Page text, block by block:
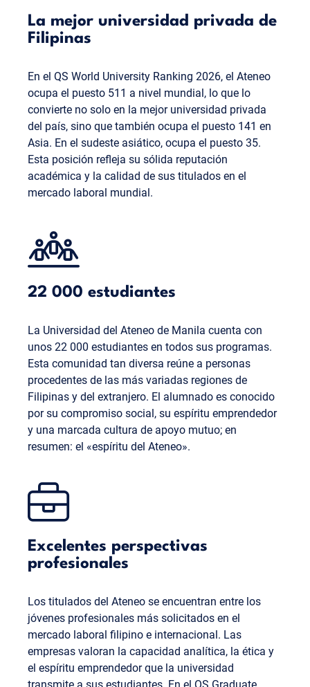
La mejor universidad privada de
Filipinas
En el QS World University Ranking 2026, el Ateneo
ocupa el puesto 511 a nivel mundial, lo que lo
convierte no solo en la mejor universidad privada
del país, sino que también ocupa el puesto 141 en
Asia. En el sudeste asiático, ocupa el puesto 35.
Esta posición refleja su sólida reputación
académica y la calidad de sus titulados en el
mercado laboral mundial.
22 000 estudiantes
La Universidad del Ateneo de Manila cuenta con
unos 22 000 estudiantes en todos sus programas.
Esta comunidad tan diversa reúne a personas
procedentes de las más variadas regiones de
Filipinas y del extranjero. El alumnado es conocido
por su compromiso social, su espíritu emprendedor
y una marcada cultura de apoyo mutuo; en
resumen: el «espíritu del Ateneo».
Excelentes perspectivas
profesionales
Los titulados del Ateneo se encuentran entre los
jóvenes profesionales más solicitados en el
mercado laboral filipino e internacional. Las
empresas valoran la capacidad analítica, la ética y
el espíritu emprendedor que la universidad
transmite a sus estudiantes. En el QS Graduate